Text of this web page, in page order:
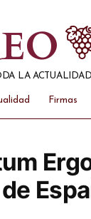
LA
Firmas